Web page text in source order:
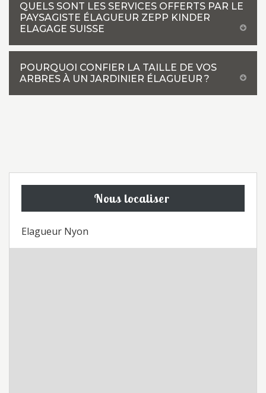
QUELS SONT LES SERVICES OFFERTS PAR LE
PAYSAGISTE ÉLAGUEUR ZEPP KINDER
ELAGAGE SUISSE
POURQUOI CONFIER LA TAILLE DE VOS
ARBRES À UN JARDINIER ÉLAGUEUR ?
Nous localiser
Elagueur Nyon